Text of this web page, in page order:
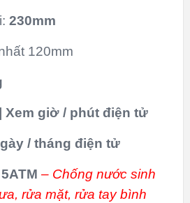
230mm
120mm
Xem giờ / phút điện tử
/ tháng điện tử
5ATM – Chống nước sinh
rửa mặt, rửa tay bình